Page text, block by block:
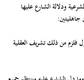
ودلالة الشارع عليها
جاهليتين:
فلزم من ذلك تشريف العقلية